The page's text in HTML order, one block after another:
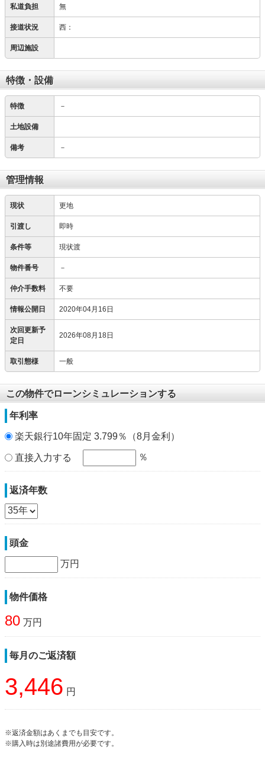
私道負担 無
接道状況 西：
周辺施設
特徴・設備
特徴 －
土地設備
備考 －
管理情報
現状 更地
引渡し 即時
条件等 現状渡
物件番号 －
仲介手数料 不要
情報公開日 2020年04月16日
次回更新予
定日
2026年08月18日
取引態様 一般
この物件でローンシミュレーションする
年利率
楽天銀行10年固定 3.799％（8月金利）
直接入力する ％
返済年数
頭金
万円
物件価格
80 万円
毎月のご返済額
3,446 円
※返済金額はあくまでも目安です。
※購入時は別途諸費用が必要です。